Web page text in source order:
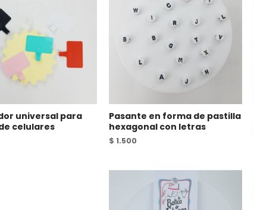
universal para
celulares
Pasante en forma de pastilla
hexagonal con letras
$ 1.500